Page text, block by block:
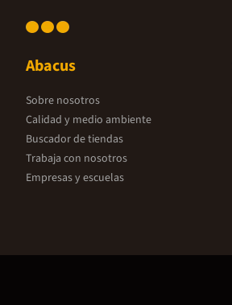
Abacus
Sobre nosotros
Calidad y medio ambiente
Buscador de tiendas
Trabaja con nosotros
Empresas y escuelas